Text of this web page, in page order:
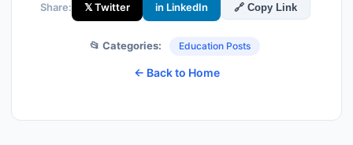
Share: 𝕏 Twitter in LinkedIn 🔗 Copy Link
📂 Categories: Education Posts
← Back to Home